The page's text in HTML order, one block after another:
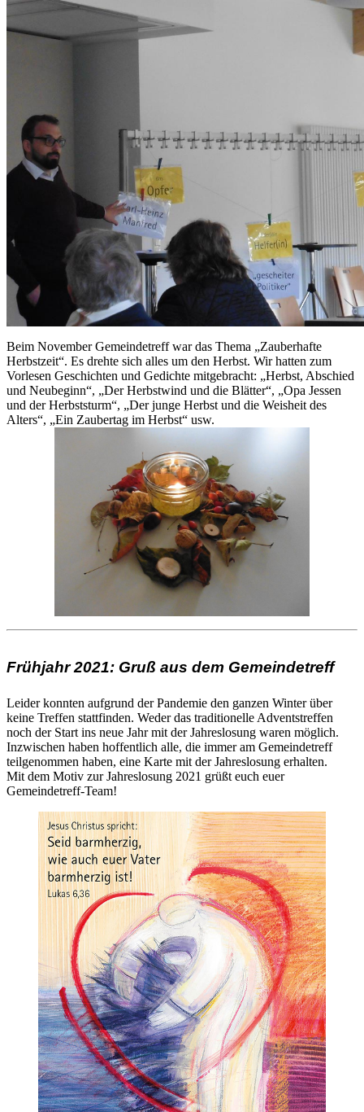
Beim November Gemeindetreff war das Thema „Zauberhafte
Herbstzeit“. Es drehte sich alles um den Herbst. Wir hatten zum
Vorlesen Geschichten und Gedichte mitgebracht: „Herbst, Abschied
und Neubeginn“, „Der Herbstwind und die Blätter“, „Opa Jessen
und der Herbststurm“, „Der junge Herbst und die Weisheit des
Alters“, „Ein Zaubertag im Herbst“ usw.
Frühjahr 2021: Gruß aus dem Gemeindetreff
Leider konnten aufgrund der Pandemie den ganzen Winter über
keine Treffen stattfinden. Weder das traditionelle Adventstreffen
noch der Start ins neue Jahr mit der Jahreslosung waren möglich.
Inzwischen haben hoffentlich alle, die immer am Gemeindetreff
teilgenommen haben, eine Karte mit der Jahreslosung erhalten.
Mit dem Motiv zur Jahreslosung 2021 grüßt euch euer
Gemeindetreff-Team!